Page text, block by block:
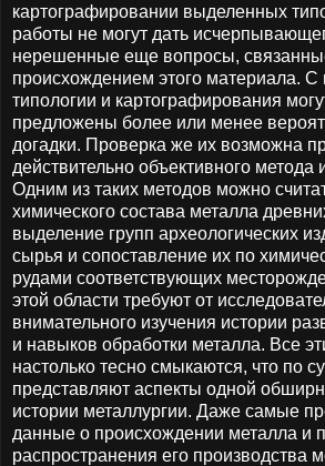
картографировании выделенных
работы не могут дать
нерешенные еще вопросы,
происхождением этого материала.
типологии и картографирования
предложены более или менее
догадки. Проверка же их возможна
действительно объективного метода
Одним из таких методов можно
химического состава металла
выделение групп археологических
сырья и сопоставление их по
рудами соответствующих
этой области требуют от
внимательного изучения истории
и навыков обработки металла. Все
настолько тесно смыкаются, что по
представляют аспекты одной
истории металлургии. Даже самые
данные о происхождении металла и
распространения его производства